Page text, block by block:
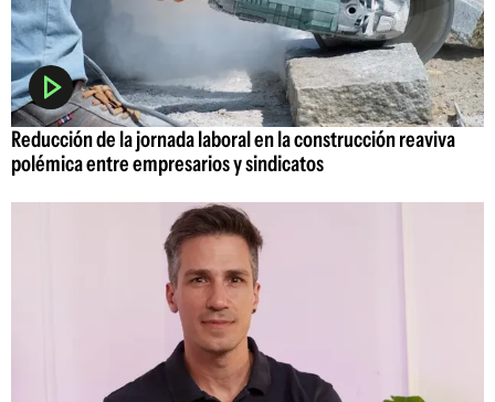
Reducción de la jornada laboral en la construcción reaviva
polémica entre empresarios y sindicatos